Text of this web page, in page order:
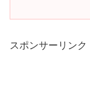
スポンサーリンク